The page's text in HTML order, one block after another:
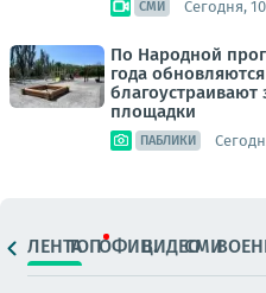
СМИ Сегодня,
По Народной
года
площадки
ПАБЛИКИ
ЛЕНТАТОПОФИЦ.ВИДЕОСМИ